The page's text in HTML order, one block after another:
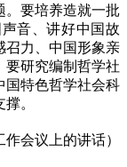
。要培养造就一批
音、讲好中国故
召力、中国形象亲
要研究编制哲学社
国特色哲学社会科
。
会议上的讲话）